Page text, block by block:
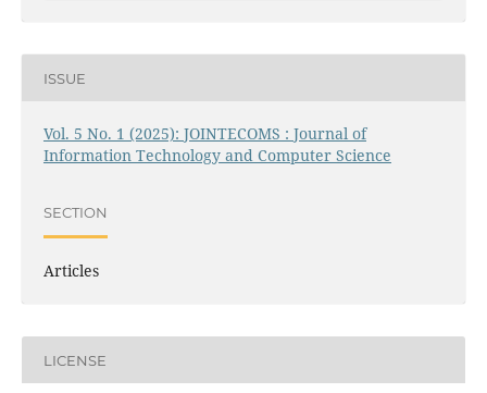
ISSUE
Vol. 5 No. 1 (2025): JOINTECOMS : Journal of
Information Technology and Computer Science
SECTION
Articles
LICENSE